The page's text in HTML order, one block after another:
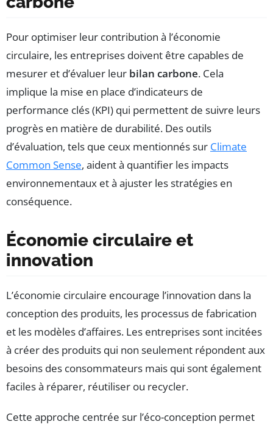
Pour optimiser leur contribution à l’économie
circulaire, les entreprises doivent être capables de
mesurer et d’évaluer leur bilan carbone. Cela
implique la mise en place d’indicateurs de
performance clés (KPI) qui permettent de suivre leurs
progrès en matière de durabilité. Des outils
d’évaluation, tels que ceux mentionnés sur Climate
Common Sense, aident à quantifier les impacts
environnementaux et à ajuster les stratégies en
conséquence.
Économie circulaire et
innovation
L’économie circulaire encourage l’innovation dans la
conception des produits, les processus de fabrication
et les modèles d’affaires. Les entreprises sont incitées
à créer des produits qui non seulement répondent aux
besoins des consommateurs mais qui sont également
faciles à réparer, réutiliser ou recycler.
Cette approche centrée sur l’éco-conception permet